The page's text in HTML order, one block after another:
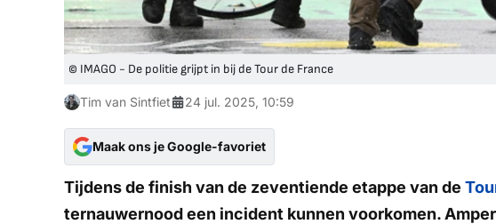
© IMAGO - De politie grijpt in bij de Tour de France
Tim van Sintfiet 24 jul. 2025, 10:59
Maak ons je Google-favoriet
Tijdens de finish van de zeventiende etappe van de
ternauwernood een incident kunnen voorkomen.